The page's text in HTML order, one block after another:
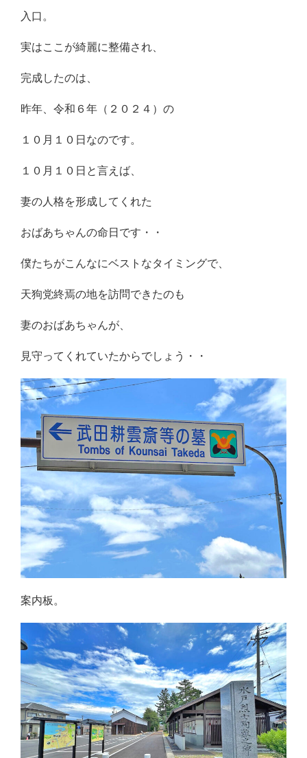
入口。
実はここが綺麗に整備され、
完成したのは、
昨年、令和６年（２０２４）の
１０月１０日なのです。
１０月１０日と言えば、
妻の人格を形成してくれた
おばあちゃんの命日です・・
僕たちがこんなにベストなタイミングで、
天狗党終焉の地を訪問できたのも
妻のおばあちゃんが、
見守ってくれていたからでしょう・・
案内板。